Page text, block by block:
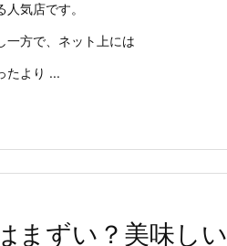
人気店です。
一方で、ネット上には
たより ...
まずい？美味し